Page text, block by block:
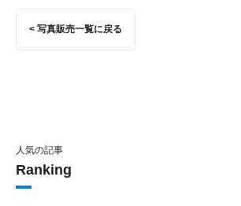
< 写真販売一覧に戻る
人気の記事
Ranking